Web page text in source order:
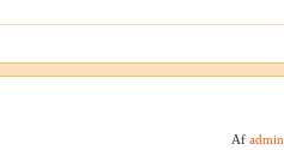
Af admin